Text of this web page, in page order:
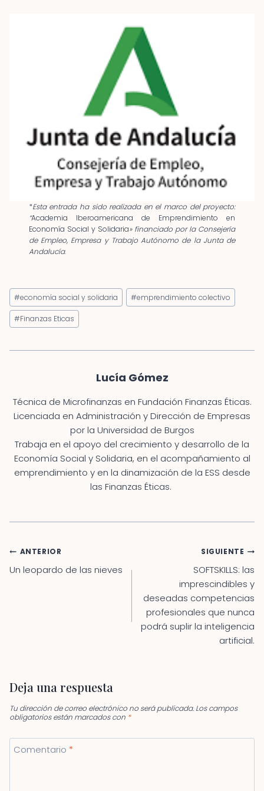
*Esta entrada ha sido realizada en el marco del proyecto:
“Academia Iberoamericana de Emprendimiento en
Economía Social y Solidaria» financiado por la Consejería
de Empleo, Empresa y Trabajo Autónomo de la Junta de
Andalucía.
Etiquetas
de
la
#economía social y solidaria #emprendimiento colectivo
#Finanzas Eticas
Lucía Gómez
Técnica de Microfinanzas en Fundación Finanzas Éticas​.
Licenciada en Administración y Dirección de Empresas
por la Universidad de Burgos
Trabaja en el apoyo del crecimiento y desarrollo de la
Economía Social y Solidaria, en el acompañamiento al
emprendimiento y en la dinamización de la ESS desde
las Finanzas Éticas. ​
Navegación
de
ANTERIOR
Un leopardo de las nieves
SIGUIENTE
SOFTSKILLS: las
imprescindibles y
deseadas competencias
profesionales que nunca
podrá suplir la inteligencia
artificial.
Deja una respuesta
Tu dirección de correo electrónico no será publicada. Los campos
obligatorios están marcados con *
Comentario *